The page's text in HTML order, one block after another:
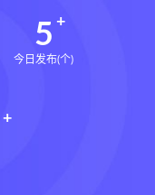
5
今日发布(个)